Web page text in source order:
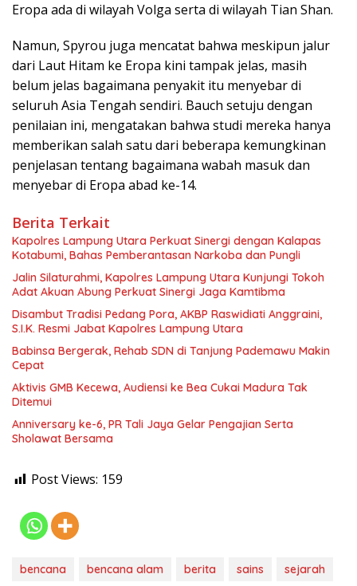
Eropa ada di wilayah Volga serta di wilayah Tian Shan.
Namun, Spyrou juga mencatat bahwa meskipun jalur
dari Laut Hitam ke Eropa kini tampak jelas, masih
belum jelas bagaimana penyakit itu menyebar di
seluruh Asia Tengah sendiri. Bauch setuju dengan
penilaian ini, mengatakan bahwa studi mereka hanya
memberikan salah satu dari beberapa kemungkinan
penjelasan tentang bagaimana wabah masuk dan
menyebar di Eropa abad ke-14.
Berita Terkait
Kapolres Lampung Utara Perkuat Sinergi dengan Kalapas
Kotabumi, Bahas Pemberantasan Narkoba dan Pungli
Jalin Silaturahmi, Kapolres Lampung Utara Kunjungi Tokoh
Adat Akuan Abung Perkuat Sinergi Jaga Kamtibma
Disambut Tradisi Pedang Pora, AKBP Raswidiati Anggraini,
S.I.K. Resmi Jabat Kapolres Lampung Utara
Babinsa Bergerak, Rehab SDN di Tanjung Pademawu Makin
Cepat
Aktivis GMB Kecewa, Audiensi ke Bea Cukai Madura Tak
Ditemui
Anniversary ke-6, PR Tali Jaya Gelar Pengajian Serta
Sholawat Bersama
Post Views: 159
bencana bencana alam berita sains sejarah